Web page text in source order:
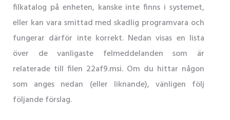
filkatalog på enheten, kanske inte finns i systemet,
eller kan vara smittad med skadlig programvara och
fungerar därför inte korrekt. Nedan visas en lista
över de vanligaste felmeddelanden som är
relaterade till filen 22af9.msi. Om du hittar någon
som anges nedan (eller liknande), vänligen följ
följande förslag.